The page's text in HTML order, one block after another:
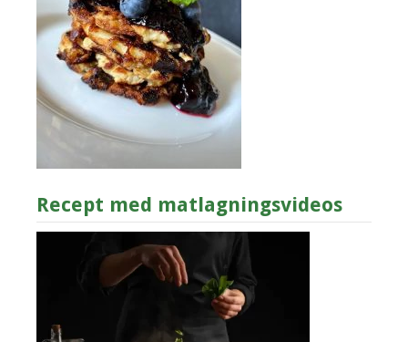
Recept med matlagningsvideos